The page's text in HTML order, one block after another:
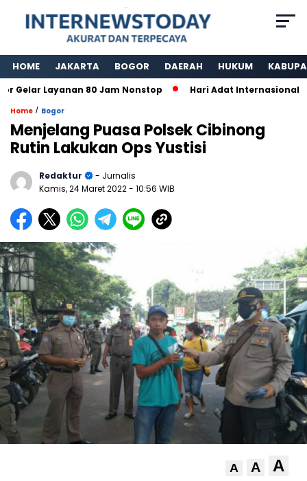
HOME JAKARTA BOGOR DAERAH HUKUM
Gelar Layanan 80 Jam Nonstop Hari Adat Internasional
Home / Bogor
Menjelang Puasa Polsek Cibinong
Rutin Lakukan Ops Yustisi
Redaktur
- Jurnalis
Kamis, 24 Maret 2022- 10:56 WIB
A A A